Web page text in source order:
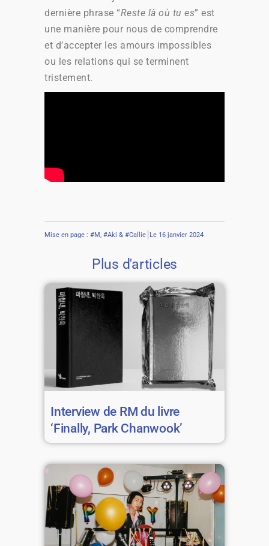
dernière phrase “Reste là où tu es” est
une manière pour nous de comprendre
et d’accepter les amours impossibles
ou les relations qui se terminent
tristement.
Mise en page : #M, #Aki & #Callie Le 16 janvier 2024
Plus d'articles
Interview de RM du livre
‘Finally, Park Chanwook’